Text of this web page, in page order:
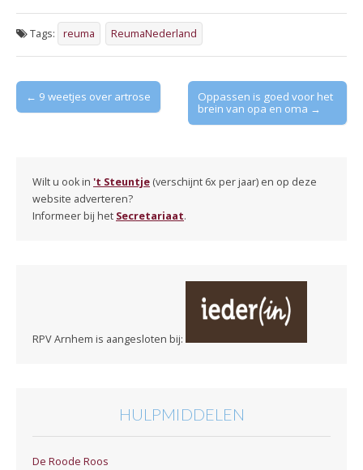
Tags: reuma ReumaNederland
Post
navigation
← 9 weetjes over artrose
Oppassen is goed voor het
brein van opa en oma →
Wilt u ook in 't Steuntje (verschijnt 6x per jaar) en op deze
website adverteren?
Informeer bij het Secretariaat.
RPV Arnhem is aangesloten bij:
HULPMIDDELEN
De Roode Roos